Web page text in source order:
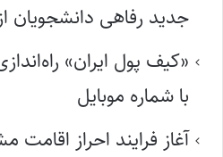
جدید رفاهی دانشجویان از
«کیف پول ایران»
با شماره موبایل
آغاز فرایند احراز اقامت